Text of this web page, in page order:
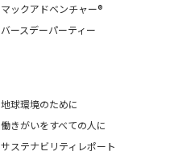
マックアドベンチャー®
バースデーパーティー
地球環境のために
働きがいをすべての人に
サステナビリティレポート